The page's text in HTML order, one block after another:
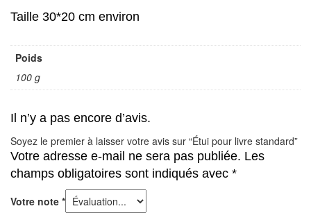
Taille 30*20 cm environ
Poids
100 g
Il n’y a pas encore d’avis.
Soyez le premier à laisser votre avis sur “Étui pour livre standard”
Votre adresse e-mail ne sera pas publiée. Les
champs obligatoires sont indiqués avec *
Votre note *